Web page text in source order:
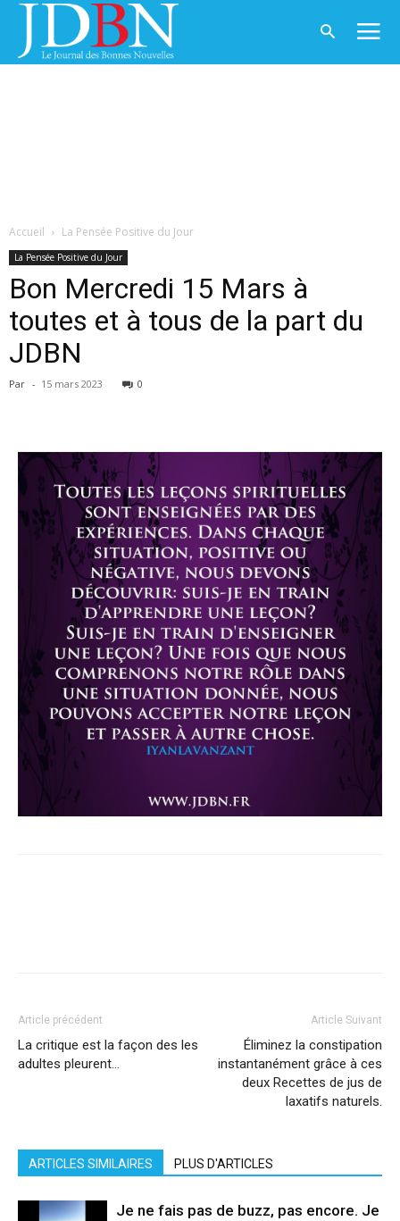
Accueil La Pensée Positive du Jour
La Pensée Positive du Jour
Bon Mercredi 15 Mars à
toutes et à tous de la part du
JDBN
Par - 15 mars 2023 0
Article précédent
La critique est la façon des les
adultes pleurent…
Article Suivant
Éliminez la constipation
instantanément grâce à ces
deux Recettes de jus de
laxatifs naturels.
ARTICLES SIMILAIRES PLUS D'ARTICLES
Je ne fais pas de buzz, pas encore. Je